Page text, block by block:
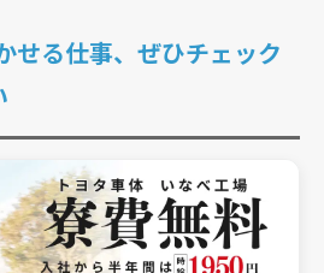
せる仕事、ぜひチェック